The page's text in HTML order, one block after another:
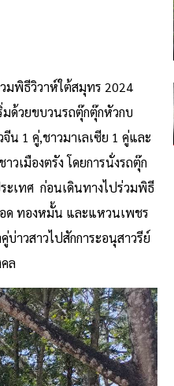
มพิธีวิวาห์ใต้สมุทร 2024
ด้วยขบวนรถตุ๊กตุ๊กหัวกบ
น 1 คู่,ชาวมาเลเซีย 1 คู่และ
เมืองตรัง โดยการนั่งรถตุ๊ก
ะเทศ ก่อนเดินทางไปร่วมพิธี
ด ทองหมั้น และแหวนเพชร
าวสาวไปสักการะอนุสาวรีย์
ล